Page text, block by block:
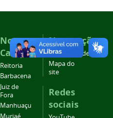
Nossos
Campi
Reitoria
Barbacena
Juiz de
Fora
Manhuaçu
Muriaé
Navegação
Acessibilidade
Mapa do
site
Redes
sociais